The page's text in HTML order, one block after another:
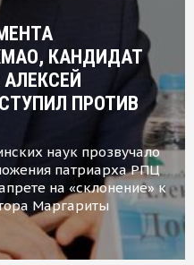
КАНДИДАТ
ПРОТИВ
наук прозвучало
патриарха РПЦ
на «склонение» к
Маргариты